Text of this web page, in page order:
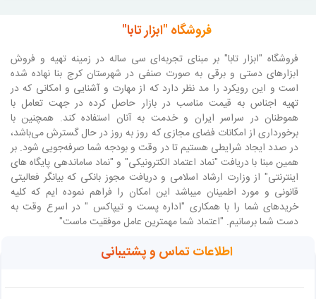
فروشگاه "ابزار تابا"
فروشگاه "ابزار تابا"بر مبنای تجربه‌ای سی ساله در زمینه تهیه و فروش
ابزارهای دستی و برقی به صورت صنفی در شهرستان کرج بنا نهاده شده
است و این رویکرد را مد نظر دارد که از مهارت و آشنایی و امکانی که در
تهیه اجناس به قیمت مناسب در بازار حاصل کرده در جهت تعامل با
هموطنان در سراسر ایران و خدمت به آنان استفاده کند. همچنین با
برخورداری از امکانات فضای مجازی که روز به روز در حال گسترش می‌باشد،
در صدد ایجاد شرایطی هستیم تا در وقت و بودجه شما صرفه‌جویی شود. بر
همین مبنا با دریافت "نماد اعتماد الکترونیکی" و "نماد ساماندهی پایگاه های
اینترنتی" از وزارت ارشاد اسلامی و دریافت مجوز بانکی که بیانگر فعالیتی
قانونی و مورد اطمینان میباشد این امکان را فراهم نموده ایم که کلیه
خریدهای شما را با همکاری "اداره پست و تیپاکس " در اسرع وقت به
دست شما برسانیم. "اعتماد شما مهمترین عامل موفقیت ماست"
اطلاعات تماس و پشتیبانی